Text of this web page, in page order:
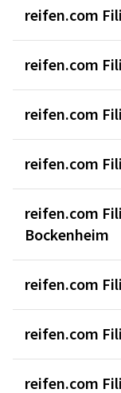
reifen.com
reifen.com
reifen.com
reifen.com
reifen.com
Bockenheim
reifen.com
reifen.com
reifen.com